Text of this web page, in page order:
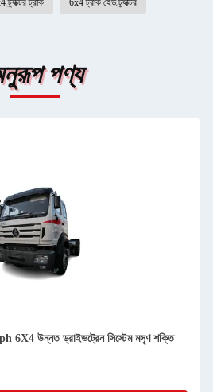
ট্র্যাক্টর ট্রাক 6x4 ট্রাক হেড ট্র্যাক্টর
পণ্য
6X4 উন্নত ড্রাইভট্রেন সিস্টেম মসৃণ শক্তি